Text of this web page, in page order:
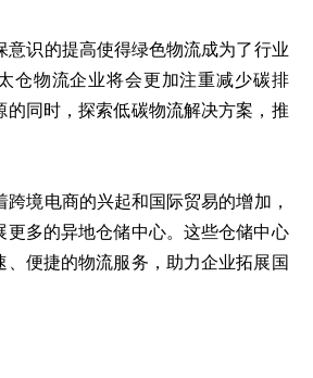
识的提高使得绿色物流成为了行业
仓物流企业将会更加注重减少碳排
的同时，探索低碳物流解决方案，推
境电商的兴起和国际贸易的增加，
更多的异地仓储中心。这些仓储中心
、便捷的物流服务，助力企业拓展国